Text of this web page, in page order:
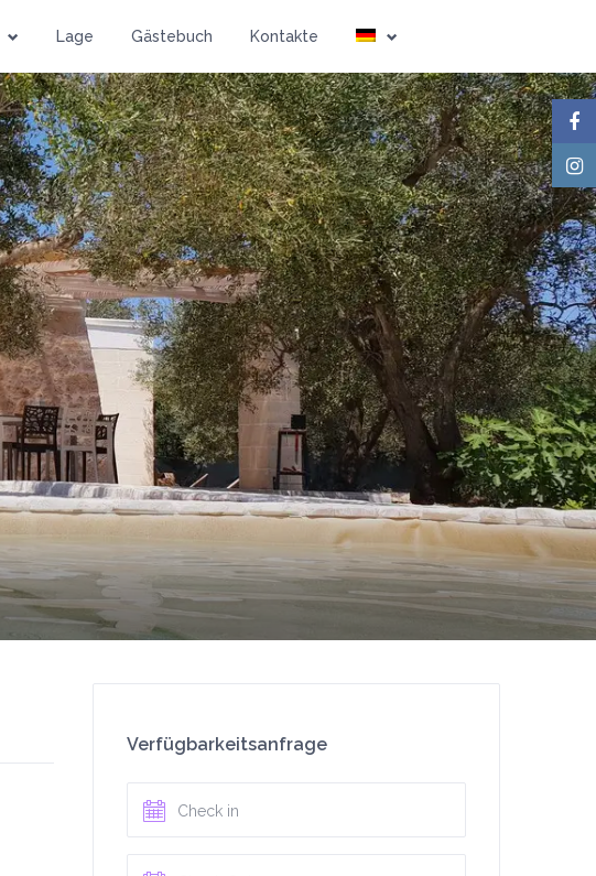
Lage Gästebuch Kontakte
Verfügbarkeitsanfrage